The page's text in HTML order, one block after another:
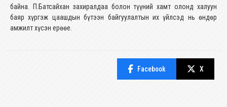
байна. П.Батсайхан захиралдаа болон түүний хамт олонд халуун
баяр хүргэж цаашдын бүтээн байгуулалтын их үйлсэд нь өндөр
амжилт хүсэн ерөөе.
Facebook X